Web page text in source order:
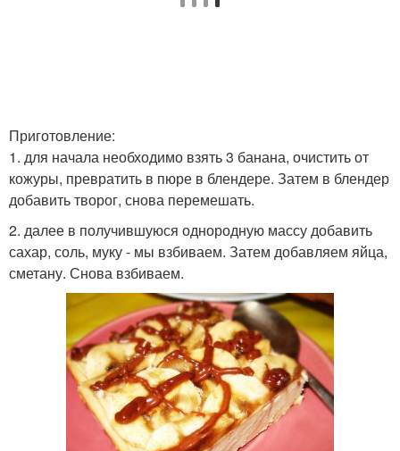
Приготовление:
1. для начала необходимо взять 3 банана, очистить от
кожуры, превратить в пюре в блендере. Затем в блендер
добавить творог, снова перемешать.
2. далее в получившуюся однородную массу добавить
сахар, соль, муку - мы взбиваем. Затем добавляем яйца,
сметану. Снова взбиваем.